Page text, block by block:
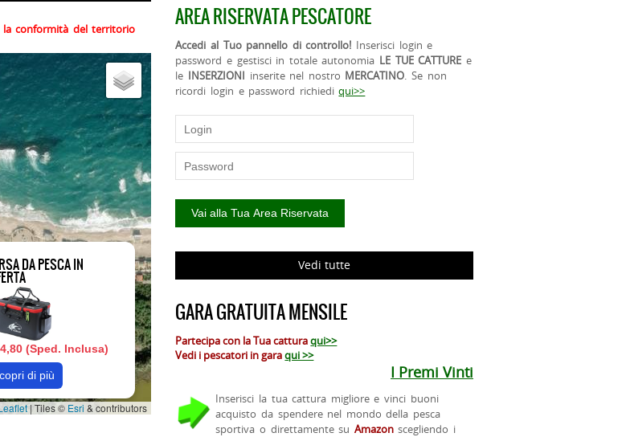
conformità del territorio
DA PESCA IN
(Sped. Inclusa)
di più
| Tiles © Esri & contributors
AREA RISERVATA PESCATORE
Accedi al Tuo pannello di controllo! Inserisci login e
password e gestisci in totale autonomia LE TUE CATTURE e
le INSERZIONI inserite nel nostro MERCATINO. Se non
ricordi login e password richiediqui>>
Vedi tutte
GARA GRATUITA MENSILE
Partecipa con la Tua catturaqui>>
Vedi i pescatori in garaqui >>
I Premi Vinti
Inserisci la tua cattura migliore e vinci buoni
acquisto da spendere nel mondo della pesca
sportiva o direttamente su Amazonscegliendo i